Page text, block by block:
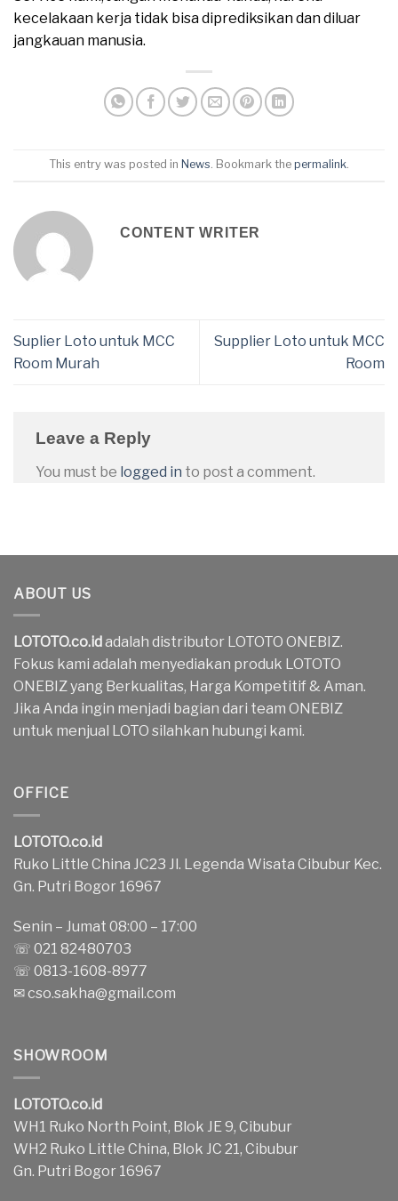
kecelakaan kerja tidak bisa diprediksikan dan diluar
jangkauan manusia.
This entry was posted in News. Bookmark the permalink.
CONTENT WRITER
Suplier Loto untuk MCC
Room Murah
Supplier Loto untuk MCC
Room
Leave a Reply
You must be logged in to post a comment.
ABOUT US
LOTOTO.co.id adalah distributor LOTOTO ONEBIZ.
Fokus kami adalah menyediakan produk LOTOTO
ONEBIZ yang Berkualitas, Harga Kompetitif & Aman.
Jika Anda ingin menjadi bagian dari team ONEBIZ
untuk menjual LOTO silahkan hubungi kami.
OFFICE
LOTOTO.co.id
Ruko Little China JC23 Jl. Legenda Wisata Cibubur Kec.
Gn. Putri Bogor 16967
Senin – Jumat 08:00 – 17:00
☏ 021 82480703
☏ 0813-1608-8977
✉cso.sakha@gmail.com
SHOWROOM
LOTOTO.co.id
WH1 Ruko North Point, Blok JE 9, Cibubur
WH2 Ruko Little China, Blok JC 21, Cibubur
Gn. Putri Bogor 16967